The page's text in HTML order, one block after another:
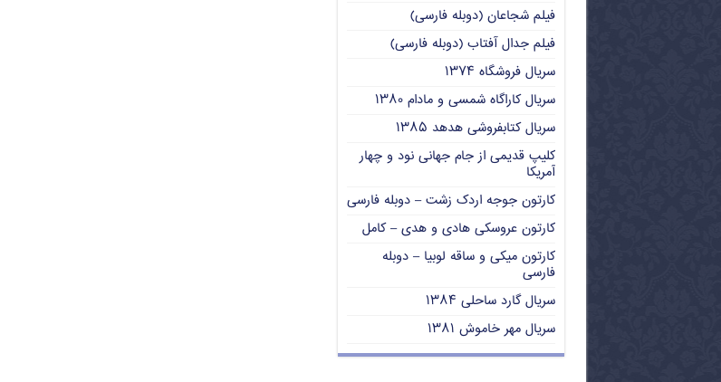
فیلم شجاعان (دوبله فارسی)
فیلم جدال آفتاب (دوبله فارسی)
سریال فروشگاه ۱۳۷۴
سریال کاراگاه شمسی و مادام ۱۳۸۰
سریال کتابفروشی هدهد ۱۳۸۵
کلیپ قدیمی از جام جهانی نود و چهار
آمریکا
کارتون جوجه اردک زشت – دوبله فارسی
کارتون عروسکی هادی و هدی – کامل
کارتون میکی و ساقه لوبیا – دوبله
فارسی
سریال گارد ساحلی ۱۳۸۴
سریال مهر خاموش ۱۳۸۱